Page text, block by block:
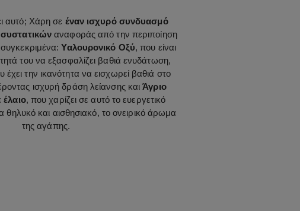
αυτό; Χάρη σε έναν ισχυρό συνδυασμό
συστατικών αναφοράς από την περιποίηση
συγκεκριμένα:Υαλουρονικό Οξύ, που είναι
του να εξασφαλίζει βαθιά ενυδάτωση,
έχει την ικανότητα να εισχωρεί βαθιά στο
ισχυρή δράση λείανσης καιΆγριο
, που χαρίζει σε αυτό το ευεργετικό
θηλυκό και αισθησιακό, το ονειρικό άρωμα
της αγάπης.